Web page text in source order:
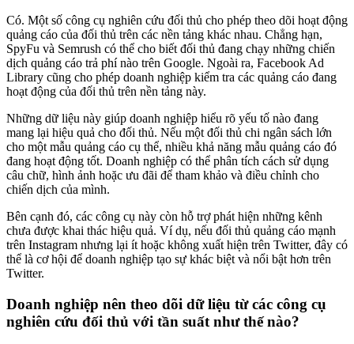
Có. Một số công cụ nghiên cứu đối thủ cho phép theo dõi hoạt động
quảng cáo của đối thủ trên các nền tảng khác nhau. Chẳng hạn,
SpyFu và Semrush có thể cho biết đối thủ đang chạy những chiến
dịch quảng cáo trả phí nào trên Google. Ngoài ra, Facebook Ad
Library cũng cho phép doanh nghiệp kiểm tra các quảng cáo đang
hoạt động của đối thủ trên nền tảng này.
Những dữ liệu này giúp doanh nghiệp hiểu rõ yếu tố nào đang
mang lại hiệu quả cho đối thủ. Nếu một đối thủ chi ngân sách lớn
cho một mẫu quảng cáo cụ thể, nhiều khả năng mẫu quảng cáo đó
đang hoạt động tốt. Doanh nghiệp có thể phân tích cách sử dụng
câu chữ, hình ảnh hoặc ưu đãi để tham khảo và điều chỉnh cho
chiến dịch của mình.
Bên cạnh đó, các công cụ này còn hỗ trợ phát hiện những kênh
chưa được khai thác hiệu quả. Ví dụ, nếu đối thủ quảng cáo mạnh
trên Instagram nhưng lại ít hoặc không xuất hiện trên Twitter, đây có
thể là cơ hội để doanh nghiệp tạo sự khác biệt và nổi bật hơn trên
Twitter.
Doanh nghiệp nên theo dõi dữ liệu từ các công cụ
nghiên cứu đối thủ với tần suất như thế nào?